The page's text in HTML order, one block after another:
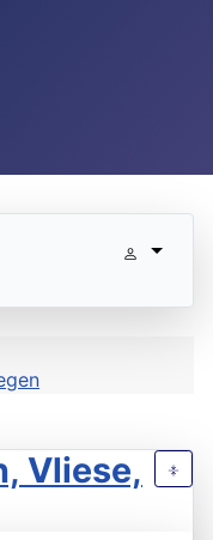
Vliese,